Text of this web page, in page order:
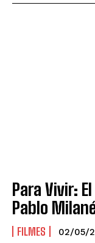
Para Vivir:
Pablo
FILMES 02/05/